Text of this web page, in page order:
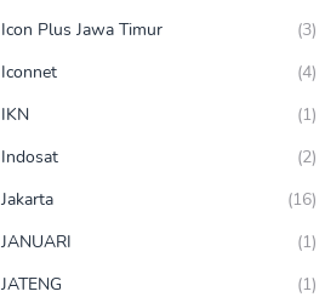
Icon Plus Jawa Timur
(3)
Iconnet
(4)
IKN
(1)
Indosat
(2)
Jakarta
(16)
JANUARI
(1)
JATENG
(1)